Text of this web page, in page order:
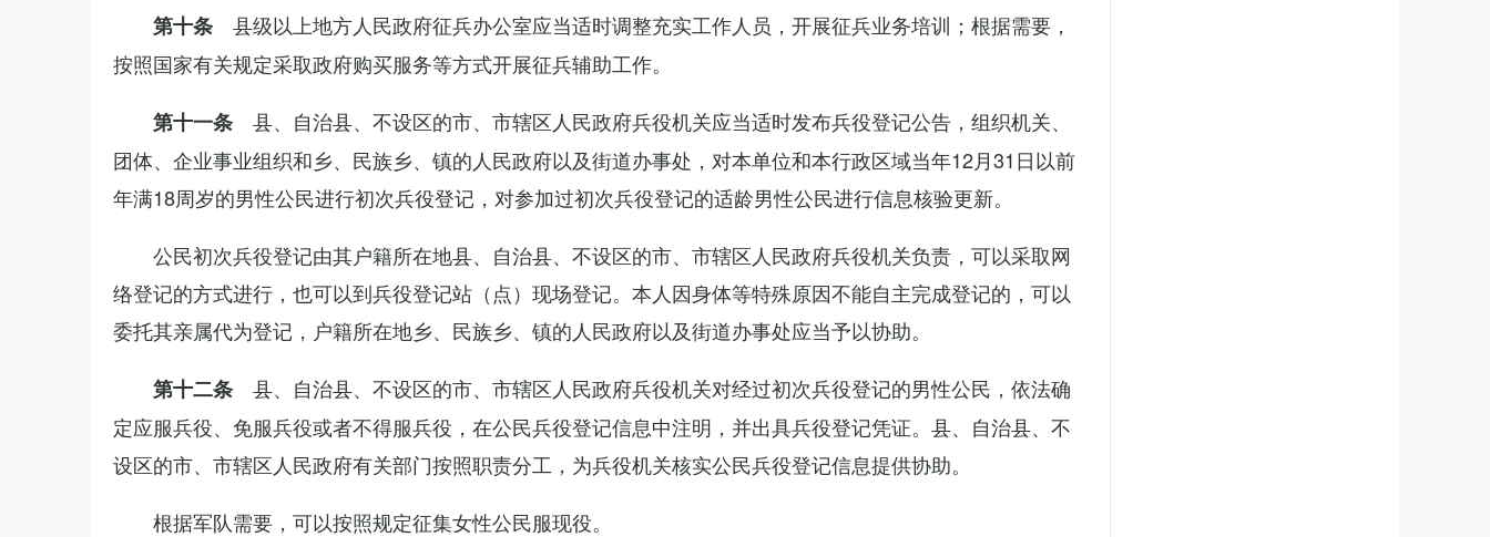
第十条 县级以上地方人民政府征兵办公室应当适时调整充实工作人员，开展征兵业务培训；根据需要，
按照国家有关规定采取政府购买服务等方式开展征兵辅助工作。
第十一条 县、自治县、不设区的市、市辖区人民政府兵役机关应当适时发布兵役登记公告，组织机关、
团体、企业事业组织和乡、民族乡、镇的人民政府以及街道办事处，对本单位和本行政区域当年12月31日以前
年满18周岁的男性公民进行初次兵役登记，对参加过初次兵役登记的适龄男性公民进行信息核验更新。
公民初次兵役登记由其户籍所在地县、自治县、不设区的市、市辖区人民政府兵役机关负责，可以采取网
络登记的方式进行，也可以到兵役登记站（点）现场登记。本人因身体等特殊原因不能自主完成登记的，可以
委托其亲属代为登记，户籍所在地乡、民族乡、镇的人民政府以及街道办事处应当予以协助。
第十二条 县、自治县、不设区的市、市辖区人民政府兵役机关对经过初次兵役登记的男性公民，依法确
定应服兵役、免服兵役或者不得服兵役，在公民兵役登记信息中注明，并出具兵役登记凭证。县、自治县、不
设区的市、市辖区人民政府有关部门按照职责分工，为兵役机关核实公民兵役登记信息提供协助。
根据军队需要，可以按照规定征集女性公民服现役。